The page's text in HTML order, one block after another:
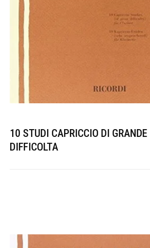
10 STUDI CAPRICCIO DI GRANDE
DIFFICOLTA